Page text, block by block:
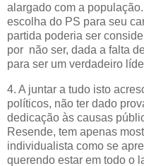
alargado com a
escolha do PS para seu
partida poderia ser
por não ser, dada a falta
para ser um verdadeiro
4. A juntar a tudo isto
políticos, não ter dado
dedicação às causas
Resende, tem apenas
individualista como se
querendo estar em todo o